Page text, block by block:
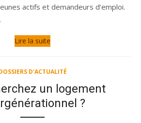
actifs et demandeurs d’emploi.
Lire la suite
D'ACTUALITÉ
un logement
?